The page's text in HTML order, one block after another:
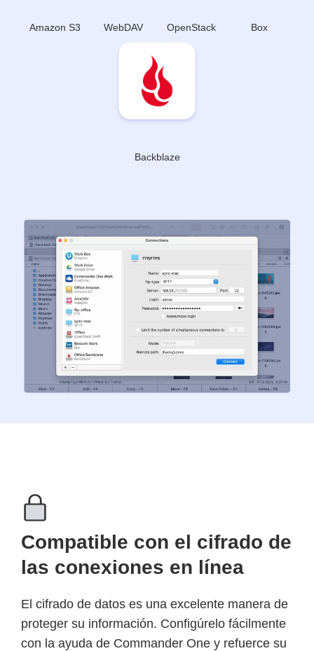
Amazon S3 WebDAV OpenStack Box
Backblaze
Compatible con el cifrado de
las conexiones en línea
El cifrado de datos es una excelente manera de
proteger su información. Configúrelo fácilmente
con la ayuda de Commander One y refuerce su